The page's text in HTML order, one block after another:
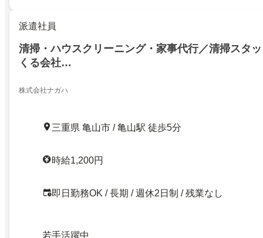
派遣社員
清掃・ハウスクリーニング・家事代行／清掃スタ
くる会社…
株式会社ナガハ
三重県 亀山市 / 亀山駅 徒歩5分
時給1,200円
即日勤務OK / 長期 / 週休2日制 / 残業なし
若手活躍中